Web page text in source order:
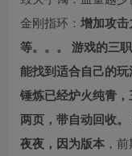
金刚指环： 增加攻
等。。。 游戏的三
能找到适合自己的
锤炼已经炉火纯青
两页，带自动回收
夜夜，因为版本 ，